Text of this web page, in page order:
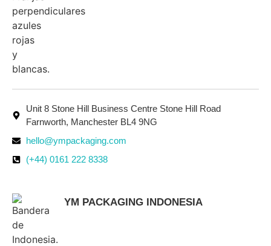
Unit 8 Stone Hill Business Centre Stone Hill Road
Farnworth, Manchester BL4 9NG
hello@ympackaging.com
(+44) 0161 222 8338
YM PACKAGING INDONESIA